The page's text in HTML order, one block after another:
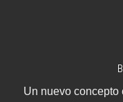
Un nuevo